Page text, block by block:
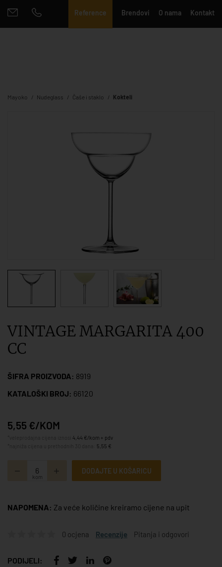
Reference Brendovi O nama Kontakt
Mayoko Nudeglass Čaše i staklo Kokteli
VINTAGE MARGARITA 400
CC
ŠIFRA PROIZVODA: 8919
KATALOŠKI BROJ: 66120
5,55 €/KOM
4,44 €/kom + pdv
5,55 €
kom
DODAJTE U KOŠARICU
NAPOMENA: Za veće količine kreiramo cijene na upit
0 ocjena Recenzije Pitanja i odgovori
PODIJELI: